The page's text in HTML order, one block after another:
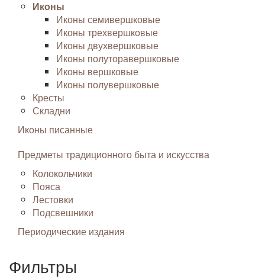
Иконы
Иконы семивершковые
Иконы трехвершковые
Иконы двухвершковые
Иконы полуторавершковые
Иконы вершковые
Иконы полувершковые
Кресты
Складни
Иконы писанные
Предметы традиционного быта и искусства
Колокольчики
Пояса
Лестовки
Подсвешники
Периодические издания
Фильтры